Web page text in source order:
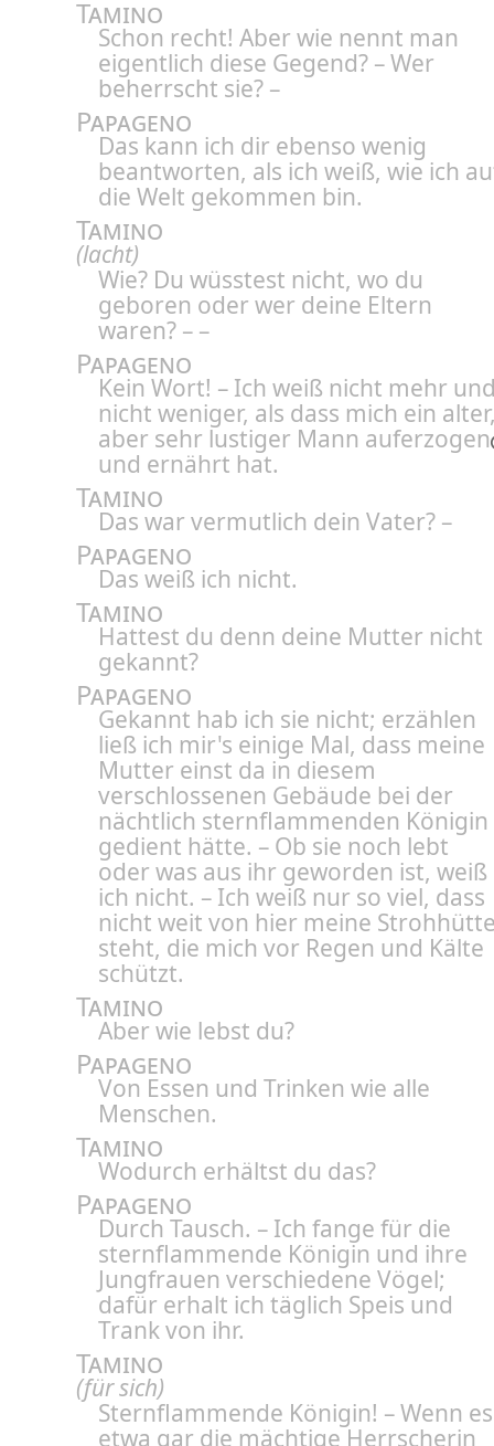
Tamino
Schon recht! Aber wie nennt man
eigentlich diese Gegend? – Wer
beherrscht sie? –
Papageno
Das kann ich dir ebenso wenig
beantworten, als ich weiß, wie ich
die Welt gekommen bin.
Tamino
(lacht)
Wie? Du wüsstest nicht, wo du
geboren oder wer deine Eltern
waren? – –
Papageno
Kein Wort! – Ich weiß nicht mehr
nicht weniger, als dass mich ein
aber sehr lustiger Mann auferzogen
und ernährt hat.
Tamino
Das war vermutlich dein Vater? –
Papageno
Das weiß ich nicht.
Tamino
Hattest du denn deine Mutter nicht
gekannt?
Papageno
Gekannt hab ich sie nicht; erzählen
ließ ich mir's einige Mal, dass meine
Mutter einst da in diesem
verschlossenen Gebäude bei der
nächtlich sternflammenden Königin
gedient hätte. – Ob sie noch lebt
oder was aus ihr geworden ist, weiß
ich nicht. – Ich weiß nur so viel, dass
nicht weit von hier meine
steht, die mich vor Regen und Kälte
schützt.
Tamino
Aber wie lebst du?
Papageno
Von Essen und Trinken wie alle
Menschen.
Tamino
Wodurch erhältst du das?
Papageno
Durch Tausch. – Ich fange für die
sternflammende Königin und ihre
Jungfrauen verschiedene Vögel;
dafür erhalt ich täglich Speis und
Trank von ihr.
Tamino
(für sich)
Sternflammende Königin! – Wenn es
etwa gar die mächtige Herrscherin